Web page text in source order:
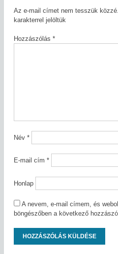
Az e-mail címet nem tesszük közzé.
karakterrel jelöltük
Hozzászólás *
Név *
E-mail cím *
Honlap
A nevem, e-mail címem, és
böngészőben a következő